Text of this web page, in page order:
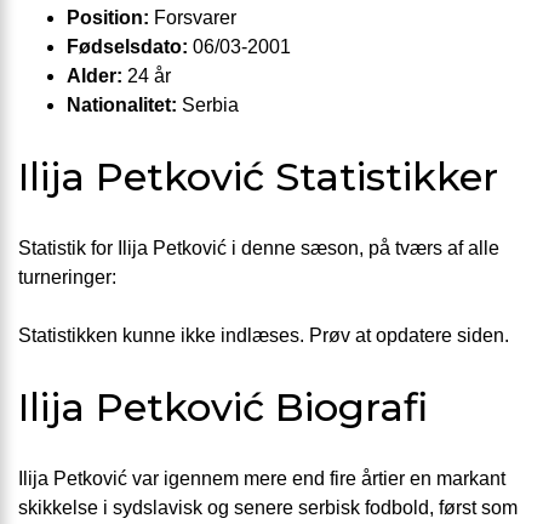
Position: Forsvarer
Fødselsdato: 06/03-2001
Alder: 24 år
Nationalitet: Serbia
Ilija Petković Statistikker
Statistik for Ilija Petković i denne sæson, på tværs af alle
turneringer:
Statistikken kunne ikke indlæses. Prøv at opdatere siden.
Ilija Petković Biografi
Ilija Petković var igennem mere end fire årtier en markant
skikkelse i sydslavisk og senere serbisk fodbold, først som